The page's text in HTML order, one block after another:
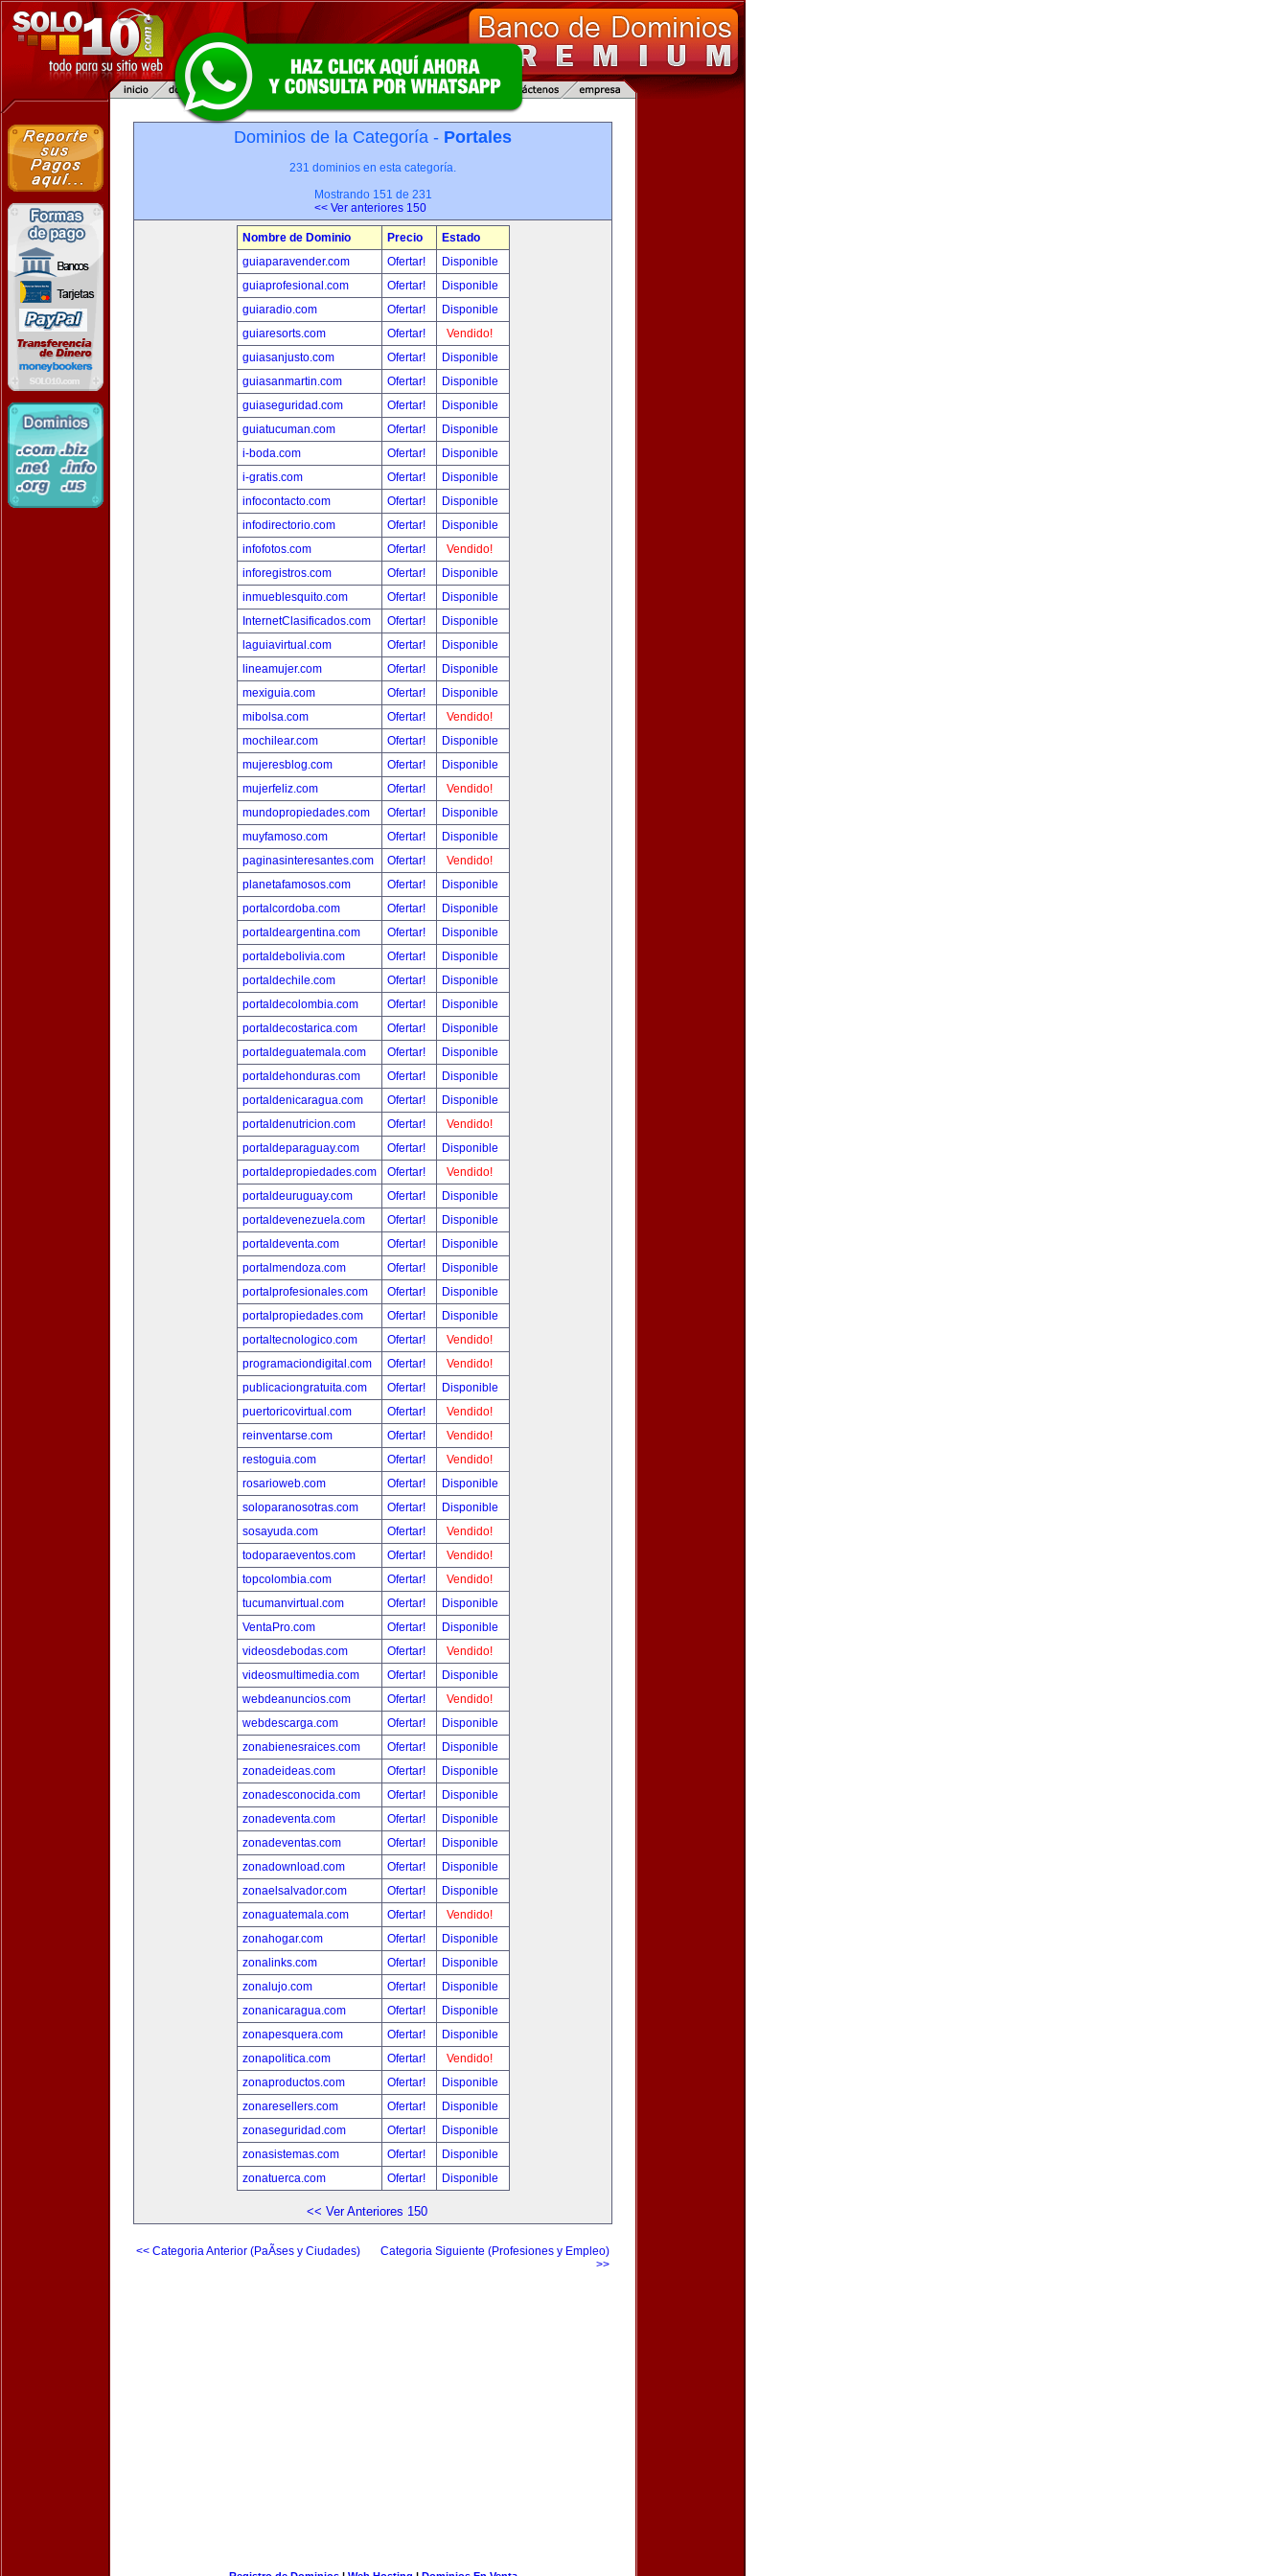
Dominios de la Categoría - Portales
231 dominios en esta categoría.
Mostrando 151 de 231
<< Ver anteriores 150
Nombre de Dominio Precio
Estado
guiaparavender.com
Ofertar!
Disponible
guiaprofesional.com
Ofertar!
Disponible
guiaradio.com
Ofertar!
Disponible
guiaresorts.com
Ofertar!
Vendido!
guiasanjusto.com
Ofertar!
Disponible
guiasanmartin.com
Ofertar!
Disponible
guiaseguridad.com
Ofertar!
Disponible
guiatucuman.com
Ofertar!
Disponible
i-boda.com
Ofertar!
Disponible
i-gratis.com
Ofertar!
Disponible
infocontacto.com
Ofertar!
Disponible
infodirectorio.com
Ofertar!
Disponible
infofotos.com
Ofertar!
Vendido!
inforegistros.com
Ofertar!
Disponible
inmueblesquito.com
Ofertar!
Disponible
InternetClasificados.com
Ofertar!
Disponible
laguiavirtual.com
Ofertar!
Disponible
lineamujer.com
Ofertar!
Disponible
mexiguia.com
Ofertar!
Disponible
mibolsa.com
Ofertar!
Vendido!
mochilear.com
Ofertar!
Disponible
mujeresblog.com
Ofertar!
Disponible
mujerfeliz.com
Ofertar!
Vendido!
mundopropiedades.com
Ofertar!
Disponible
muyfamoso.com
Ofertar!
Disponible
paginasinteresantes.com
Ofertar!
Vendido!
planetafamosos.com
Ofertar!
Disponible
portalcordoba.com
Ofertar!
Disponible
portaldeargentina.com
Ofertar!
Disponible
portaldebolivia.com
Ofertar!
Disponible
portaldechile.com
Ofertar!
Disponible
portaldecolombia.com
Ofertar!
Disponible
portaldecostarica.com
Ofertar!
Disponible
portaldeguatemala.com
Ofertar!
Disponible
portaldehonduras.com
Ofertar!
Disponible
portaldenicaragua.com
Ofertar!
Disponible
portaldenutricion.com
Ofertar!
Vendido!
portaldeparaguay.com
Ofertar!
Disponible
portaldepropiedades.com
Ofertar!
Vendido!
portaldeuruguay.com
Ofertar!
Disponible
portaldevenezuela.com
Ofertar!
Disponible
portaldeventa.com
Ofertar!
Disponible
portalmendoza.com
Ofertar!
Disponible
portalprofesionales.com
Ofertar!
Disponible
portalpropiedades.com
Ofertar!
Disponible
portaltecnologico.com
Ofertar!
Vendido!
programaciondigital.com
Ofertar!
Vendido!
publicaciongratuita.com
Ofertar!
Disponible
puertoricovirtual.com
Ofertar!
Vendido!
reinventarse.com
Ofertar!
Vendido!
restoguia.com
Ofertar!
Vendido!
rosarioweb.com
Ofertar!
Disponible
soloparanosotras.com
Ofertar!
Disponible
sosayuda.com
Ofertar!
Vendido!
todoparaeventos.com
Ofertar!
Vendido!
topcolombia.com
Ofertar!
Vendido!
tucumanvirtual.com
Ofertar!
Disponible
VentaPro.com
Ofertar!
Disponible
videosdebodas.com
Ofertar!
Vendido!
videosmultimedia.com
Ofertar!
Disponible
webdeanuncios.com
Ofertar!
Vendido!
webdescarga.com
Ofertar!
Disponible
zonabienesraices.com
Ofertar!
Disponible
zonadeideas.com
Ofertar!
Disponible
zonadesconocida.com
Ofertar!
Disponible
zonadeventa.com
Ofertar!
Disponible
zonadeventas.com
Ofertar!
Disponible
zonadownload.com
Ofertar!
Disponible
zonaelsalvador.com
Ofertar!
Disponible
zonaguatemala.com
Ofertar!
Vendido!
zonahogar.com
Ofertar!
Disponible
zonalinks.com
Ofertar!
Disponible
zonalujo.com
Ofertar!
Disponible
zonanicaragua.com
Ofertar!
Disponible
zonapesquera.com
Ofertar!
Disponible
zonapolitica.com
Ofertar!
Vendido!
zonaproductos.com
Ofertar!
Disponible
zonaresellers.com
Ofertar!
Disponible
zonaseguridad.com
Ofertar!
Disponible
zonasistemas.com
Ofertar!
Disponible
zonatuerca.com
Ofertar! Disponible
<< Ver Anteriores 150
<< Categoria Anterior (PaÃ­ses y Ciudades)
Categoria Siguiente (Profesiones y Empleo)
>>